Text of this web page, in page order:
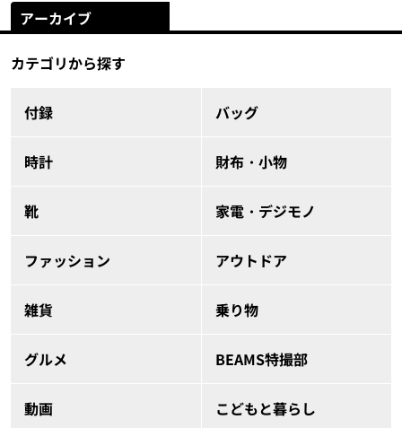
アーカイブ
カテゴリから探す
付録 バッグ
時計 財布・小物
靴 家電・デジモノ
ファッション アウトドア
雑貨 乗り物
グルメ BEAMS特撮部
動画 こどもと暮らし